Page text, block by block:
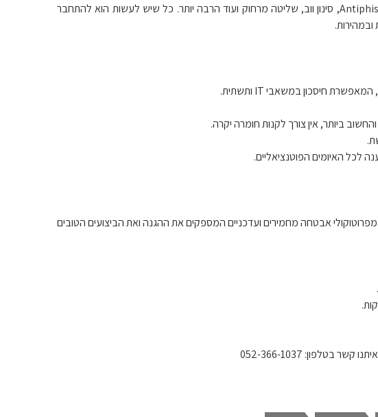
היא מאבטחת את המחשבים באמצעות אנטיוירוס ואנטי-נוזקה, אבטחת אינטרנט ו- Antiphishing, סינון ווב, שליטה מרחוק ועוד הרבה יותר. כל שיש לעשות הוא להתחבר
ביותר, אין צורך לקנות חומרה יקרה.
לכל האיומים הפוטנציאליים.
אבטחה מחמירים ועדכניים המספקים את ההגנה ואת הביצועים הטובים
052-366-1037